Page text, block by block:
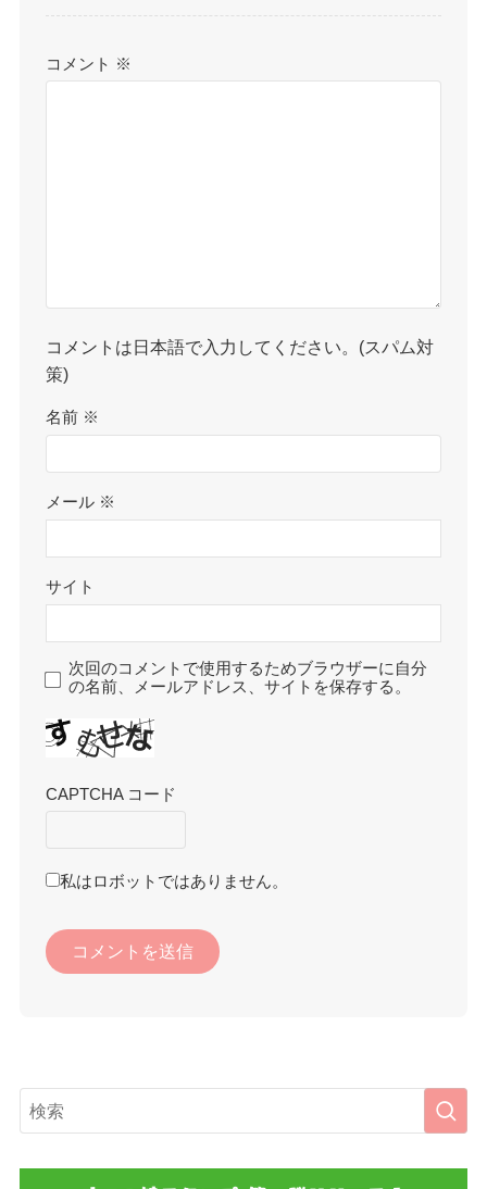
コメント ※
コメントは日本語で入力してください。(スパム対
策)
名前 ※
メール ※
サイト
次回のコメントで使用するためブラウザーに自分
の名前、メールアドレス、サイトを保存する。
CAPTCHA コード
私はロボットではありません。